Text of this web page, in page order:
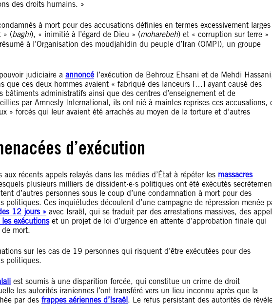
des droits humains. »
à mort pour des accusations définies en termes excessivement larges
» (baghi), « inimitié à l’égard de Dieu » (moharebeh) et « corruption sur terre »
à l’Organisation des moudjahidin du peuple d’Iran (OMPI), un groupe
judiciaire a annoncé l’exécution de Behrouz Ehsani et de Mehdi
que ces deux hommes avaient « fabriqué des lanceurs […] ayant causé des
administratifs ainsi que des centres d’enseignement et de
par Amnesty International, ils ont nié à maintes reprises ces accusations,
» forcés qui leur avaient été arrachés au moyen de la torture et d’autres
d’exécution
récents appels relayés dans les médias d’État à répéter les massacres
plusieurs milliers de dissident·e·s politiques ont été exécutés
d’autres personnes sous le coup d’une condamnation à mort pour des
politiques. Ces inquiétudes découlent d’une campagne de répression menée
12 jours » avec Israël, qui se traduit par des arrestations massives, des
exécutionset un projet de loi d’urgence en attente d’approbation finale qui
mort.
sur les cas de 19 personnes qui risquent d’être exécutées pour des
politiques.
est soumis à une disparition forcée, qui constitue un crime de droit
les autorités iraniennes l’ont transféré vers un lieu inconnu après que la
par des frappes aériennes d’Israël. Le refus persistant des autorités de